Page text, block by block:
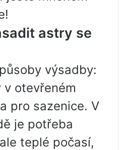
astry se
výsadby:
otevřeném
pro sazenice. V
je potřeba
teplé počasí,